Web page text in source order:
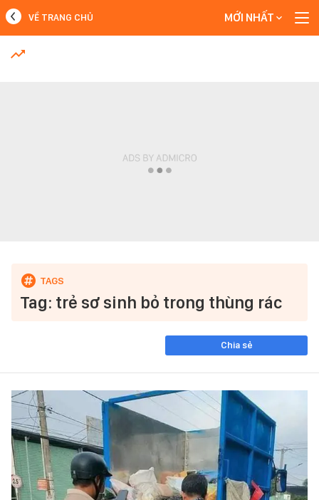
MỚI NHẤT
VỀ TRANG CHỦ MỚI NHẤT
Tag: trẻ sơ sinh bỏ trong thùng rác
Chia sẻ